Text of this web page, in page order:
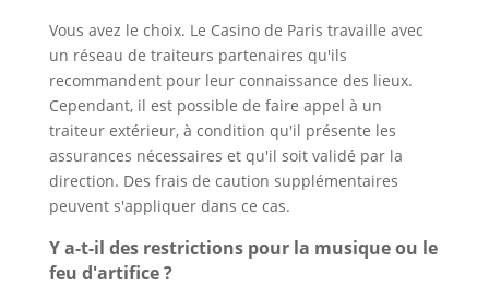
Vous avez le choix. Le Casino de Paris travaille avec
un réseau de traiteurs partenaires qu'ils
recommandent pour leur connaissance des lieux.
Cependant, il est possible de faire appel à un
traiteur extérieur, à condition qu'il présente les
assurances nécessaires et qu'il soit validé par la
direction. Des frais de caution supplémentaires
peuvent s'appliquer dans ce cas.
Y a-t-il des restrictions pour la musique ou le
feu d'artifice ?